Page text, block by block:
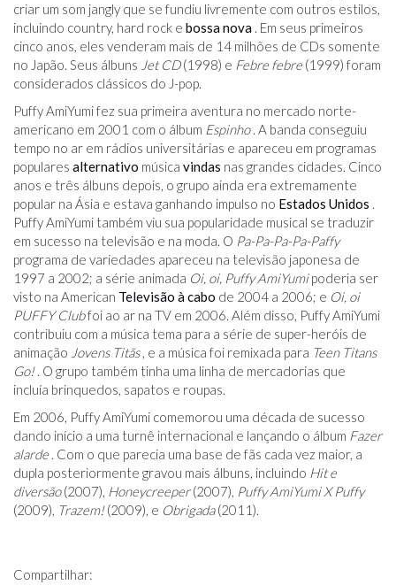
criar um som jangly que se fundiu livremente com outros estilos,
incluindo country, hard rock e bossa nova . Em seus primeiros
cinco anos, eles venderam mais de 14 milhões de CDs somente
no Japão. Seus álbuns Jet CD(1998) e Febre febre(1999) foram
considerados clássicos do J-pop.
Puffy AmiYumi fez sua primeira aventura no mercado norte-
americano em 2001 com o álbum Espinho. A banda conseguiu
tempo no ar em rádios universitárias e apareceu em programas
populares alternativo música vindas nas grandes cidades. Cinco
anos e três álbuns depois, o grupo ainda era extremamente
popular na Ásia e estava ganhando impulso no Estados Unidos .
Puffy AmiYumi também viu sua popularidade musical se traduzir
em sucesso na televisão e na moda. O Pa-Pa-Pa-Pa-Paffy
programa de variedades apareceu na televisão japonesa de
1997 a 2002; a série animada Oi, oi, Puffy AmiYumipoderia ser
visto na American Televisão à cabo de 2004 a 2006; e Oi, oi
PUFFY Clubfoi ao ar na TV em 2006. Além disso, Puffy AmiYumi
contribuiu com a música tema para a série de super-heróis de
animação Jovens Titãs, e a música foi remixada para Teen Titans
Go!. O grupo também tinha uma linha de mercadorias que
incluía brinquedos, sapatos e roupas.
Em 2006, Puffy AmiYumi comemorou uma década de sucesso
dando início a uma turnê internacional e lançando o álbum Fazer
alarde. Com o que parecia uma base de fãs cada vez maior, a
dupla posteriormente gravou mais álbuns, incluindo Hit e
diversão(2007), Honeycreeper(2007), Puffy AmiYumi X Puffy
(2009), Trazem!(2009), e Obrigada(2011).
Compartilhar: